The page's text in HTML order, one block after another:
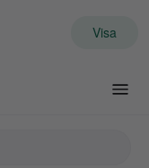
Visa